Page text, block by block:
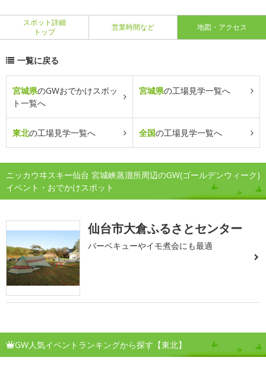
スポット詳細
トップ
営業時間など 地図・アクセス
一覧に戻る
宮城県のGWおでかけスポッ
ト一覧へ
宮城県の工場見学一覧へ
東北の工場見学一覧へ 全国の工場見学一覧へ
ニッカウヰスキー仙台 宮城峡蒸溜所周辺のGW(ゴールデンウィーク)
イベント・おでかけスポット
仙台市大倉ふるさとセンター
バーベキューやイモ煮会にも最適
GW人気イベントランキングから探す【東北】